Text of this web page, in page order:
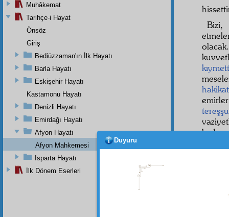
hakikat
kadar
Muhâkemat
Tarihçe-i Hayat
Önsöz
Giriş
Bediüzzaman'ın İlk Hayatı
Barla Hayatı
Eskişehir Hayatı
Kastamonu Hayatı
Denizli Hayatı
Emirdağı Hayatı
Afyon Hayatı
Afyon Mahkemesi
Isparta Hayatı
İlk Dönem Eserleri
Duyuru